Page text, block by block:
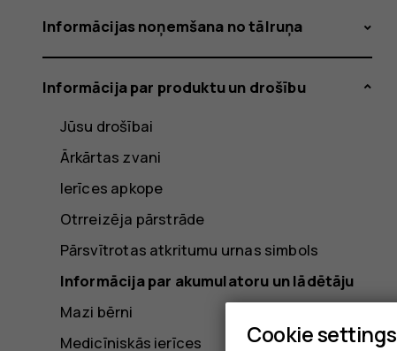
Informācijas noņemšana no tālruņa
Informācija par produktu un drošību
Jūsu drošībai
Ārkārtas zvani
Ierīces apkope
Otrreizēja pārstrāde
Pārsvītrotas atkritumu urnas simbols
Informācija par akumulatoru un lādētāju
Mazi bērni
Medicīniskās ierīces
Cookie settings